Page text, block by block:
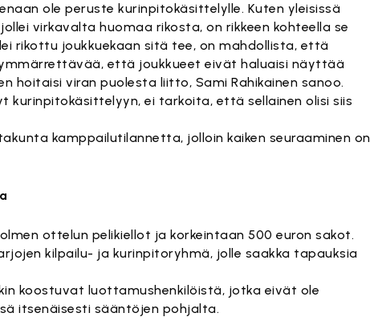
ole peruste kurinpitokäsittelylle. Kuten yleisissä
virkavalta huomaa rikosta, on rikkeen kohteella se
rikottu joukkuekaan sitä tee, on mahdollista, että
että joukkueet eivät haluaisi näyttää
hoitaisi viran puolesta liitto, Sami Rahikainen sanoo.
ei tarkoita, että sellainen olisi siis
kamppailutilannetta, jolloin kaiken seuraaminen on
ottelun pelikiellot ja korkeintaan 500 euron sakot.
kilpailu- ja kurinpitoryhmä, jolle saakka tapauksia
koostuvat luottamushenkilöistä, jotka eivät ole
itsenäisesti sääntöjen pohjalta.